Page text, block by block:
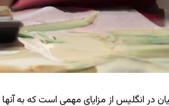
در انگلیس از مزایای مهمی است که به